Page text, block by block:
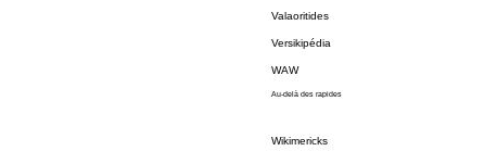
Valaoritides
Versikipédia
WAW
Au-delà des rapides
Wikimericks